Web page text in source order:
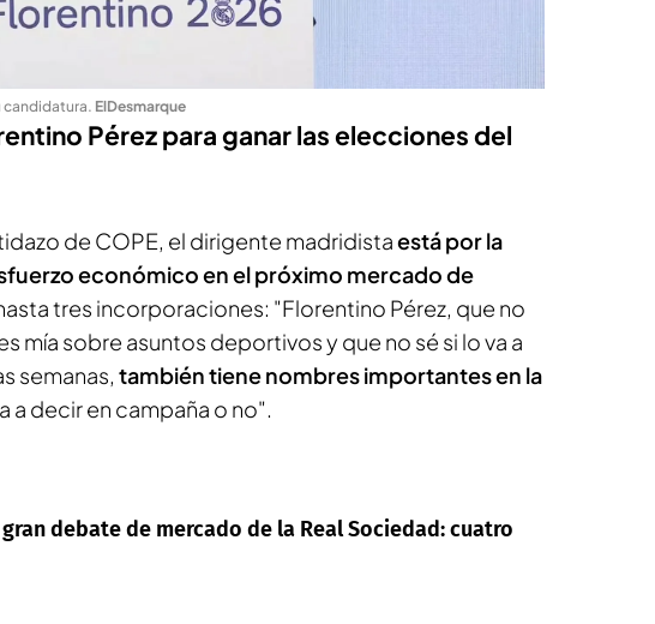
candidatura. ElDesmarque
Pérez para ganar las elecciones del
de COPE, el dirigente madridistaestá por la
económico en el próximo mercado de
tres incorporaciones: "Florentino Pérez, que no
mía sobre asuntos deportivos y que no sé si lo va a
semanas, también tiene nombres importantes en la
a decir en campaña o no".
debate de mercado de la Real Sociedad: cuatro